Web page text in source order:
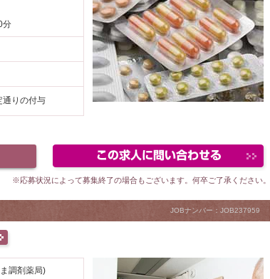
分
通りの付与
※応募状況によって募集終了の場合もございます。何卒ご了承ください。
JOBナンバー：JOB237959
調剤薬局)